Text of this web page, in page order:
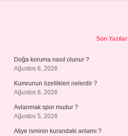
Son Yazılar
Doğa koruma nasıl olunur ?
Ağustos 6, 2026
Kumrunun özellikleri nelerdir ?
Ağustos 6, 2026
Avlanmak spor mudur ?
Ağustos 5, 2026
Atiye isminin kurandaki anlamı ?